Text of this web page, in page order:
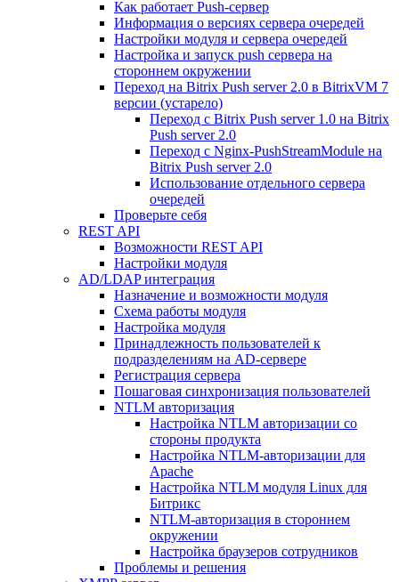
Как работает Push-сервер
Информация о версиях сервера очередей
Настройки модуля и сервера очередей
Настройка и запуск push сервера на
стороннем окружении
Переход на Bitrix Push server 2.0 в BitrixVM 7
версии (устарело)
Переход с Bitrix Push server 1.0 на Bitrix
Push server 2.0
Переход с Nginx-PushStreamModule на
Bitrix Push server 2.0
Использование отдельного сервера
очередей
Проверьте себя
REST API
Возможности REST API
Настройки модуля
AD/LDAP интеграция
Назначение и возможности модуля
Схема работы модуля
Настройка модуля
Принадлежность пользователей к
подразделениям на AD-сервере
Регистрация сервера
Пошаговая синхронизация пользователей
NTLM авторизация
Настройка NTLM авторизации со
стороны продукта
Настройка NTLM-авторизации для
Apache
Настройка NTLM модуля Linux для
Битрикс
NTLM-авторизация в стороннем
окружении
Настройка браузеров сотрудников
Проблемы и решения